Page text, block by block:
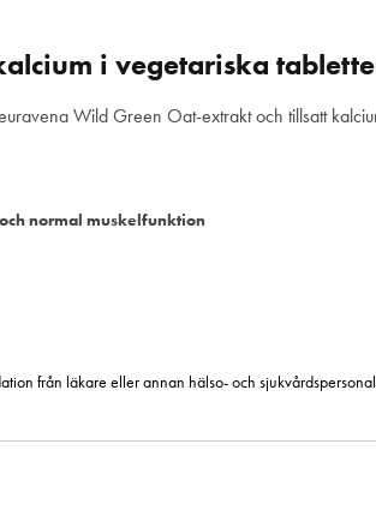
i vegetariska
Wild Green Oat-extrakt och tillsatt
normal muskelfunktion
från läkare eller annan hälso- och